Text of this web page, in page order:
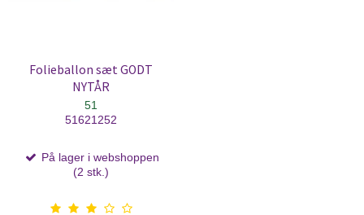
Folieballon sæt GODT
NYTÅR
51
51621252
På lager i webshoppen
(2 stk.)